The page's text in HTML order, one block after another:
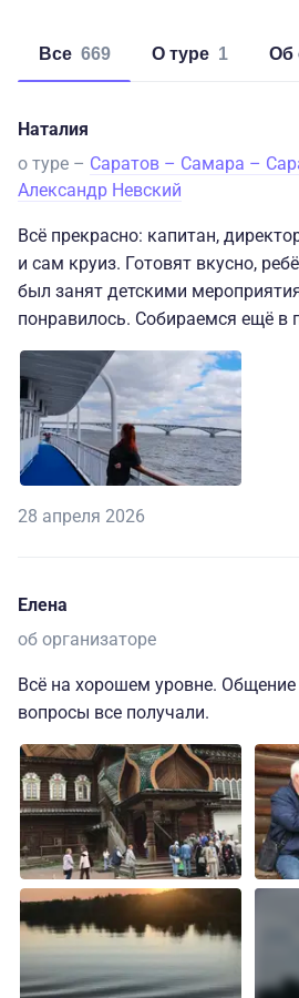
Все 669 о туре 1
Наталия
о туре – Саратов – Самара –
Александр Невский
Всё прекрасно: капитан,
и сам круиз. Готовят вкусно,
был занят детскими
понравилось. Собираемся ещё в
28 апреля 2026
Елена
об организаторе
Всё на хорошем уровне.
вопросы все получали.